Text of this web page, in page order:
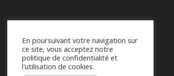
En poursuivant votre navigation sur
ce site, vous acceptez notre
politique de confidentialité et
l'utilisation de cookies.